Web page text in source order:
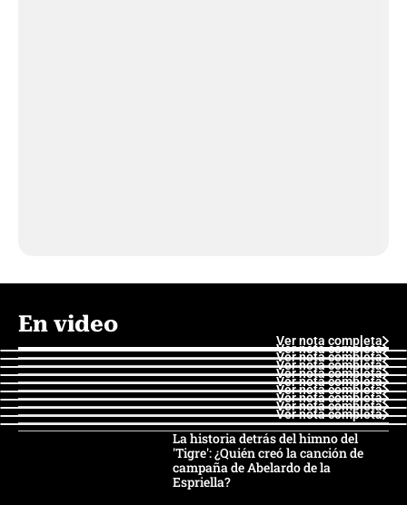
En video
Ver nota completa
Ver nota completa
Ver nota completa
Ver nota completa
Ver nota completa
Ver nota completa
Ver nota completa
Ver nota completa
Ver nota completa
Ver nota completa
La historia detrás del himno del
'Tigre': ¿Quién creó la canción de
campaña de Abelardo de la
Espriella?